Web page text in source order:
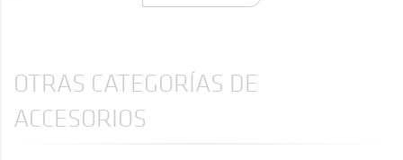
OTRAS CATEGORÍAS DE
ACCESORIOS